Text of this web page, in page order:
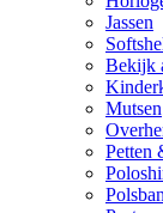
Jassen
Bekijk
Mutsen
Petten